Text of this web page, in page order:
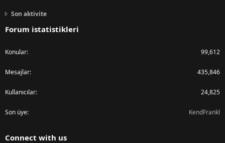
Son aktivite
Forum istatistikleri
Konular 99,612
Mesajlar 435,846
Kullanıcılar 24,825
Son üye KendFrankl
Connect with us